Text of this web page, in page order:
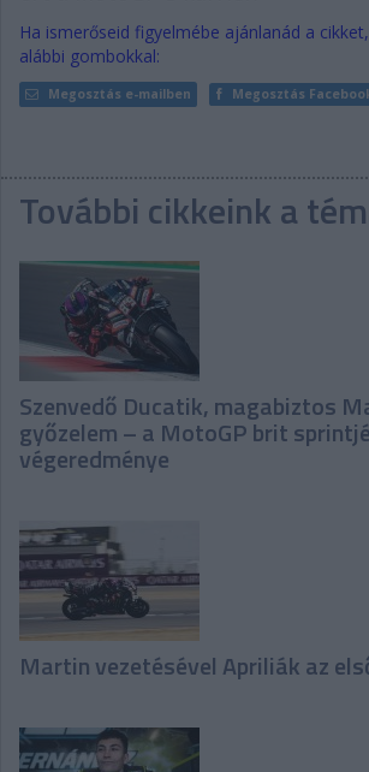
Ha ismerőseid figyelmébe ajánlanád a
alábbi gombokkal:
Megosztás e-mailben Megosztás
További cikkeink a
Szenvedő Ducatik, magabiztos
győzelem – a MotoGP brit
végeredménye
Martin vezetésével Apriliák az